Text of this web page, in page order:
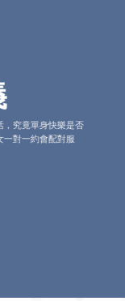
，究竟單身快樂是否
一對一約會配對服